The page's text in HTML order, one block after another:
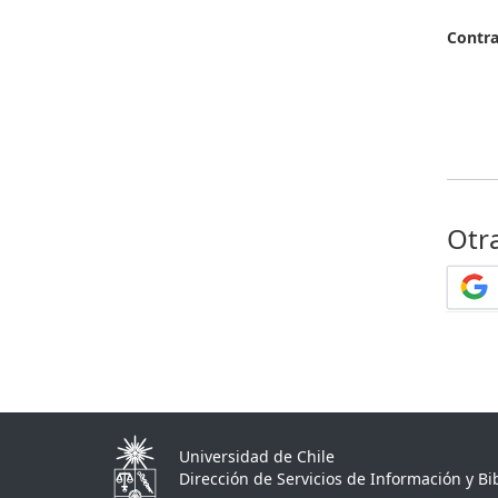
Universidad de Chile
Dirección de Servicios de Información y